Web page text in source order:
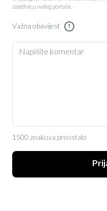
zajednicu našeg portala.
Važna obavijest !
1500 znakova preostalo